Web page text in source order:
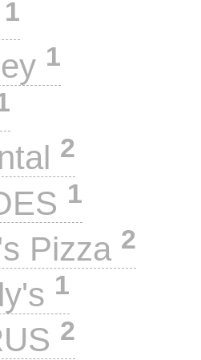
1
1
2
1
Pizza 2
1
2